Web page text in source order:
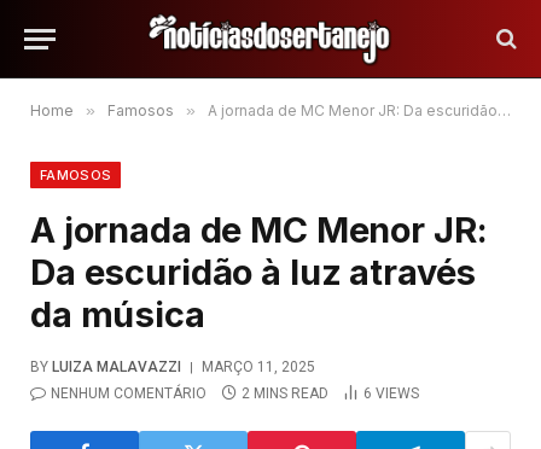
Home » Famosos » A jornada de MC Menor JR: Da escuridão à luz através da música
FAMOSOS
A jornada de MC Menor JR:
Da escuridão à luz através
da música
BY LUIZA MALAVAZZI
MARÇO 11, 2025
NENHUM COMENTÁRIO
2 MINS READ 6 VIEWS